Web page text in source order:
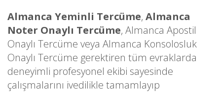
Almanca Yeminli Tercüme, Almanca
Noter Onaylı Tercüme, Almanca Apostil
Onaylı Tercüme veya Almanca Konsolosluk
Onaylı Tercüme gerektiren tüm evraklarda
deneyimli profesyonel ekibi sayesinde
çalışmalarını ivedilikle tamamlayıp